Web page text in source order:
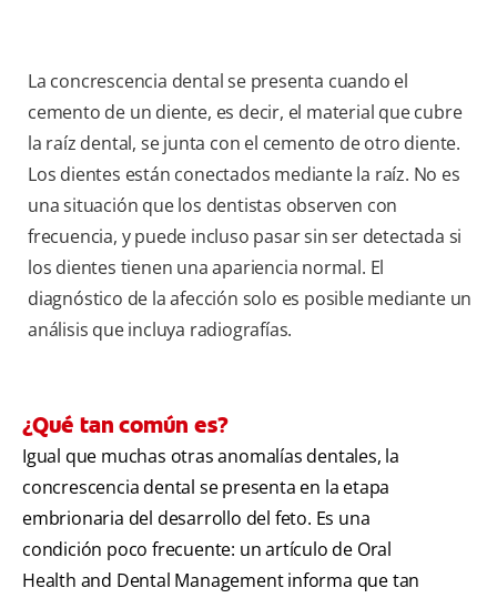
La concrescencia dental se presenta cuando el
cemento de un diente, es decir, el material que cubre
la raíz dental, se junta con el cemento de otro diente.
Los dientes están conectados mediante la raíz. No es
una situación que los dentistas observen con
frecuencia, y puede incluso pasar sin ser detectada si
los dientes tienen una apariencia normal. El
diagnóstico de la afección solo es posible mediante un
análisis que incluya radiografías.
¿Qué tan común es?
Igual que muchas otras anomalías dentales, la
concrescencia dental se presenta en la etapa
embrionaria del desarrollo del feto. Es una
condición poco frecuente: un artículo de Oral
Health and Dental Management informa que tan